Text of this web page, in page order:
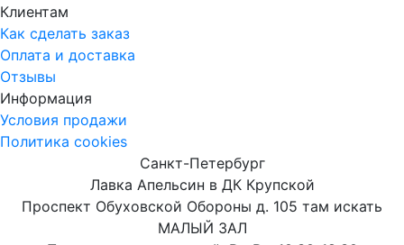
Клиентам
Как сделать заказ
Оплата и доставка
Отзывы
Информация
Условия продажи
Политика cookies
Санкт-Петербург
Лавка Апельсин в ДК Крупской
Проспект Обуховской Обороны д. 105 там искать
МАЛЫЙ ЗАЛ